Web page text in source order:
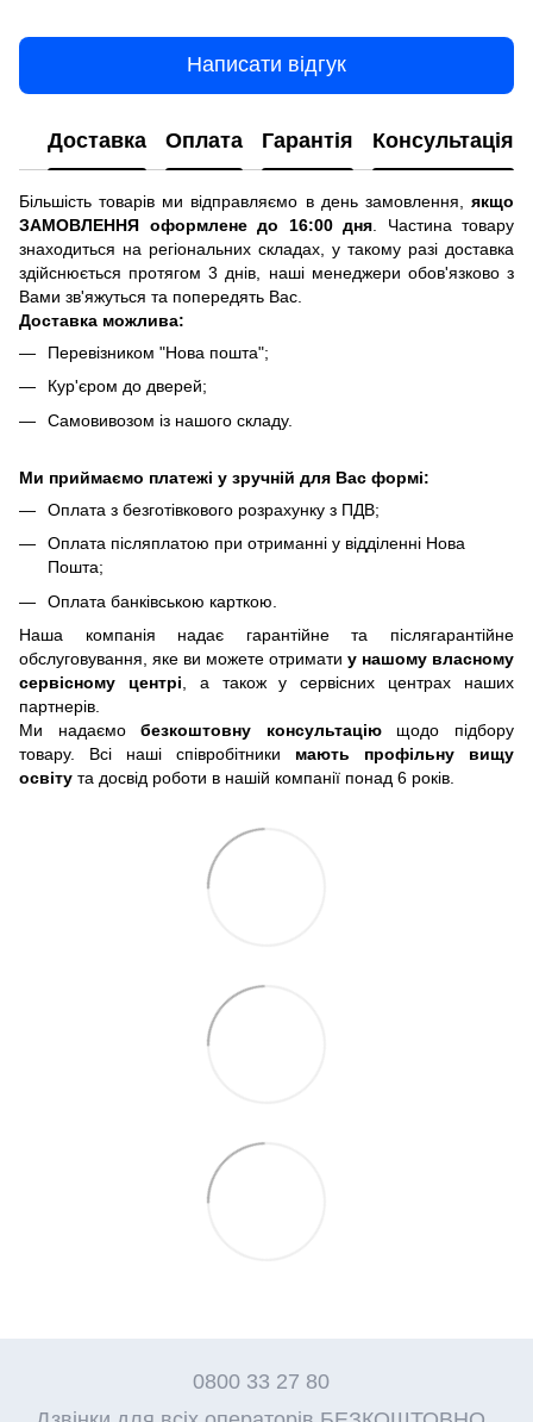
Написати відгук
Доставка Оплата Гарантія Консультація
Більшість товарів ми відправляємо в день замовлення, якщо
ЗАМОВЛЕННЯ оформлене до 16:00 дня . Частина товару
знаходиться на регіональних складах, у такому разі доставка
здійснюється протягом 3 днів, наші менеджери обов'язково з
Вами зв'яжуться та попередять Вас.
Доставка можлива:
Перевізником "Нова пошта";
Кур'єром до дверей;
Самовивозом із нашого складу.
Ми приймаємо платежі у зручній для Вас формі:
Оплата з безготівкового розрахунку з ПДВ;
Оплата післяплатою при отриманні у відділенні Нова
Пошта;
Оплата банківською карткою.
Наша компанія надає гарантійне та післягарантійне
обслуговування, яке ви можете отримати у нашому власному
сервісному центрі, а також у сервісних центрах наших
партнерів.
Ми надаємобезкоштовну консультаціющодо підбору
товару. Всі наші співробітники мають профільну вищу
освіту та досвід роботи в нашій компанії понад 6 років.
0800 33 27 80